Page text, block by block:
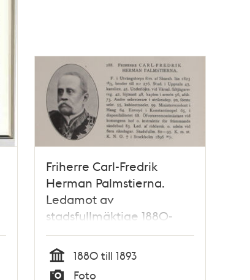
Friherre Carl-Fredrik
Herman Palmstierna.
Ledamot av
stadsfullmäktige 1880-
1893
Tid
1880 till 1893
Foto